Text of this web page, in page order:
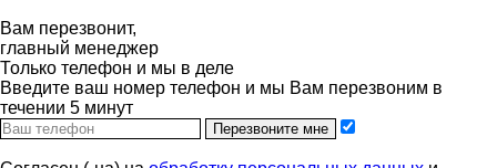
Вам перезвонит,
главный менеджер
Только телефон и мы в деле
Введите ваш номер телефон и мы Вам перезвоним в
течении 5 минут
Перезвоните мне